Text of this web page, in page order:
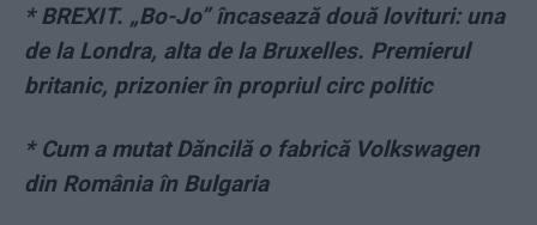
* BREXIT. „Bo-Jo” încasează două lovituri: una
de la Londra, alta de la Bruxelles. Premierul
britanic, prizonier în propriul circ politic
* Cum a mutat Dăncilă o fabrică Volkswagen
din România în Bulgaria